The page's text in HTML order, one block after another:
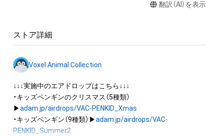
権(著作権、特許権、実用新案権、商標権、意匠権その他の知的財
作権を有する方、著作隣接権の権利者またはその管理委託を受
を保有していたとしても、本アイテムに関する創作物にかかる
知的財産権を有することを意味しません。
・本アイテムの著作権を有する方、著作隣接権の権利者またはそ
の管理委託を受けている者からの事前の同意なしに、上記の「本
アイテムの保有者が有する権利」の範囲を超えた行為、知的財産
権を侵害するおそれのある行為(改変、公開、配布、逆コンパイ
ル、リバースエンジニアリングを含みますが、これに限定されま
翻訳（AI）を表示
ストア詳細
Voxel Animal Collection
↓↓↓実施中のエアドロップはこちら↓↓↓
・キッズペンギンのクリスマス（5種類）
▶adam.jp/airdrops/VAC-PENKID_Xmas
・キッズペンギン（9種類）▶adam.jp/airdrops/VAC-
PENKID_Summer2